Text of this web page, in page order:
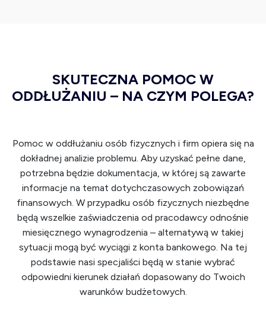
SKUTECZNA POMOC W
ODDŁUŻANIU – NA CZYM POLEGA?
Pomoc w oddłużaniu osób fizycznych i firm opiera się na
dokładnej analizie problemu. Aby uzyskać pełne dane,
potrzebna będzie dokumentacja, w której są zawarte
informacje na temat dotychczasowych zobowiązań
finansowych. W przypadku osób fizycznych niezbędne
będą wszelkie zaświadczenia od pracodawcy odnośnie
miesięcznego wynagrodzenia – alternatywą w takiej
sytuacji mogą być wyciągi z konta bankowego. Na tej
podstawie nasi specjaliści będą w stanie wybrać
odpowiedni kierunek działań dopasowany do Twoich
warunków budżetowych.